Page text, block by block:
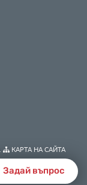
Задай въпрос
КАРТА НА САЙТА